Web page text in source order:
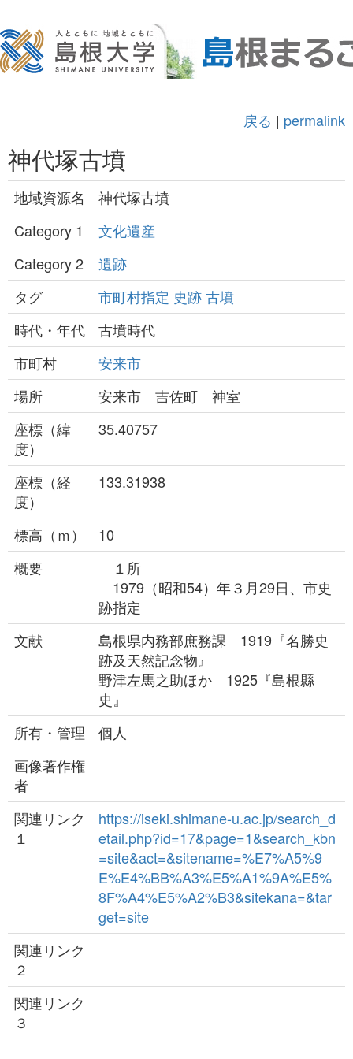
戻る | permalink
神代塚古墳
地域資源名
神代塚古墳
Category 1
文化遺産
Category 2
遺跡
タグ
市町村指定 史跡古墳
時代・年代
古墳時代
市町村
安来市
場所
安来市 吉佐町 神室
座標（緯
度）
35.40757
座標（経
度）
133.31938
標高（ｍ）
10
概要
１所
1979（昭和54）年３月29日、市史
跡指定
文献
島根県内務部庶務課 1919『名勝史
跡及天然記念物』
野津左馬之助ほか 1925『島根縣
史』
所有・管理
個人
画像著作権
者
関連リンク
１
https://iseki.shimane-u.ac.jp/search_d
etail.php?id=17&page=1&search_kbn
=site&act=&sitename=%E7%A5%9
E%E4%BB%A3%E5%A1%9A%E5%
8F%A4%E5%A2%B3&sitekana=&tar
get=site
関連リンク
２
関連リンク
３